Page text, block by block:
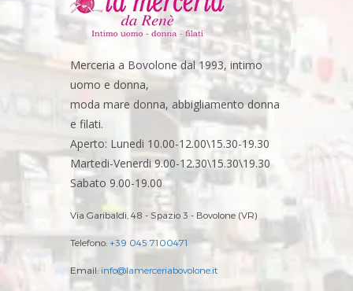
Merceria a Bovolone dal 1993, intimo
uomo e donna,
moda mare donna, abbigliamento donna
e filati.
Aperto: Lunedi 10.00-12.00\15.30-19.30
Martedi-Venerdi 9.00-12.30\15.30\19.30
Sabato 9.00-19.00
Via Garibaldi, 48 - Spazio 3 - Bovolone (VR)
Telefono: +39 045 7100471
Email: info@lamerceriabovolone.it